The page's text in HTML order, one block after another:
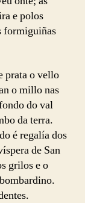
e polos
formiguiñas
prata o vello
o millo nas
do val
da terra.
é regalía dos
de San
grilos e o